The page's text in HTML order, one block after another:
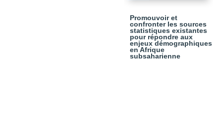
Promouvoir et
confronter les sources
statistiques existantes
pour répondre aux
enjeux démographiques
en Afrique
subsaharienne